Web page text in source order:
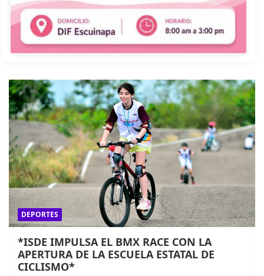
DEPORTES
*ISDE IMPULSA EL BMX RACE CON LA
APERTURA DE LA ESCUELA ESTATAL DE
CICLISMO*